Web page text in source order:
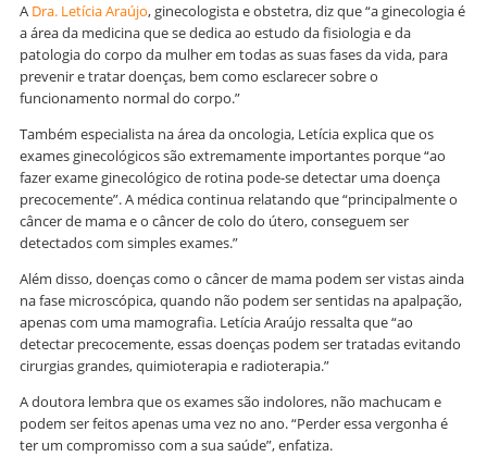
A Dra. Letícia Araújo, ginecologista e obstetra, diz que “a ginecologia é
a área da medicina que se dedica ao estudo da fisiologia e da
patologia do corpo da mulher em todas as suas fases da vida, para
prevenir e tratar doenças, bem como esclarecer sobre o
funcionamento normal do corpo.”
Também especialista na área da oncologia, Letícia explica que os
exames ginecológicos são extremamente importantes porque “ao
fazer exame ginecológico de rotina pode-se detectar uma doença
precocemente”. A médica continua relatando que “principalmente o
câncer de mama e o câncer de colo do útero, conseguem ser
detectados com simples exames.”
Além disso, doenças como o câncer de mama podem ser vistas ainda
na fase microscópica, quando não podem ser sentidas na apalpação,
apenas com uma mamografia. Letícia Araújo ressalta que “ao
detectar precocemente, essas doenças podem ser tratadas evitando
cirurgias grandes, quimioterapia e radioterapia.”
A doutora lembra que os exames são indolores, não machucam e
podem ser feitos apenas uma vez no ano. “Perder essa vergonha é
ter um compromisso com a sua saúde”, enfatiza.